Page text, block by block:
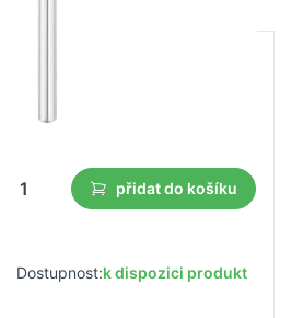
Nejnižší cena z 30 dnů před slevou:
přidat do košíku
Dostupnost:k dispozici produkt